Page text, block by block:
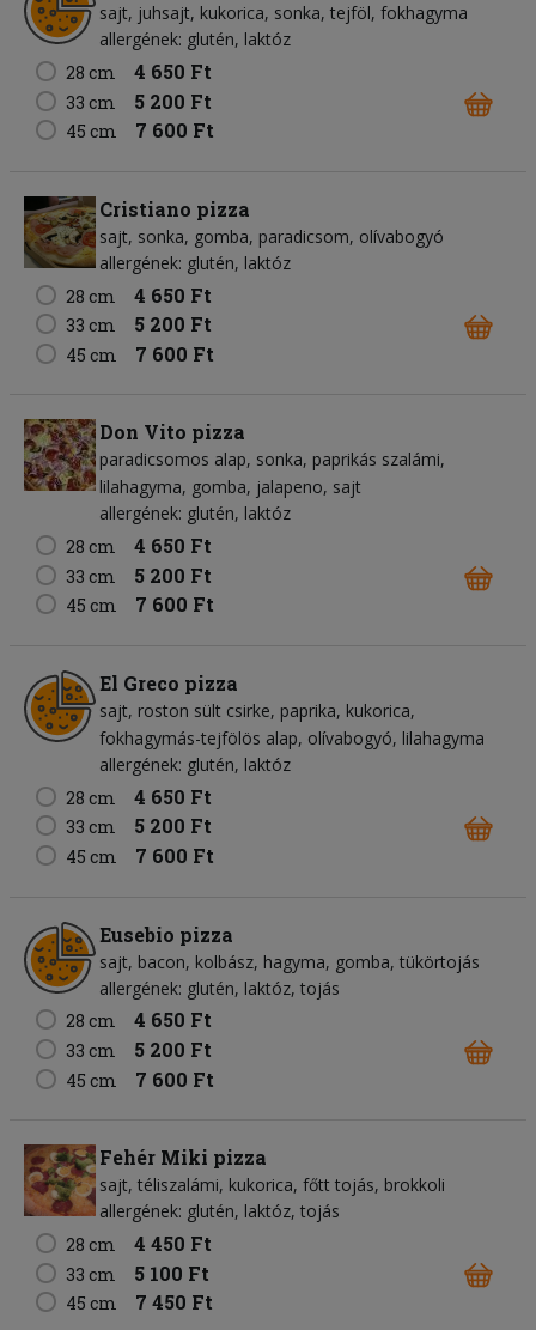
sajt juhsajt kukorica sonka tejföl fokhagyma
allergének: glutén, laktóz
28 cm
4 650 Ft
33 cm 5 200 Ft
45 cm 7 600 Ft
Cristiano pizza
sajt sonka gomba paradicsom olívabogyó
allergének: glutén, laktóz
28 cm
4 650 Ft
33 cm 5 200 Ft
45 cm 7 600 Ft
Don Vito pizza
paradicsomos alap sonka paprikás szalámi
lilahagyma gomba jalapeno sajt
allergének: glutén, laktóz
28 cm
4 650 Ft
33 cm 5 200 Ft
45 cm 7 600 Ft
El Greco pizza
sajt roston sült csirke paprika kukorica
fokhagymás-tejfölös alap olívabogyó lilahagyma
allergének: glutén, laktóz
28 cm
4 650 Ft
33 cm 5 200 Ft
45 cm 7 600 Ft
Eusebio pizza
sajt bacon kolbász hagyma gomba tükörtojás
allergének: glutén, laktóz, tojás
28 cm
4 650 Ft
33 cm 5 200 Ft
45 cm 7 600 Ft
Fehér Miki pizza
sajt téliszalámi kukorica főtt tojás brokkoli
allergének: glutén, laktóz, tojás
28 cm
4 450 Ft
33 cm 5 100 Ft
45 cm 7 450 Ft